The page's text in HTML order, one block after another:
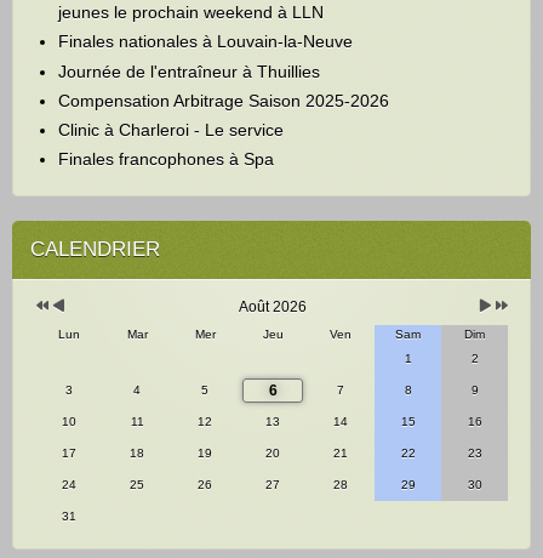
jeunes le prochain weekend à LLN
Finales nationales à Louvain-la-Neuve
Journée de l'entraîneur à Thuillies
Compensation Arbitrage Saison 2025-2026
Clinic à Charleroi - Le service
Finales francophones à Spa
CALENDRIER
Année
précédente
Mois
précédent
Année
Mois
Août 2026
Lun Mar Mer Jeu Ven Sam
Dim
1
2
3 4 5 6 7 8 9
10 11 12 13 14 15 16
17 18 19 20 21 22 23
24 25 26 27 28 29 30
31